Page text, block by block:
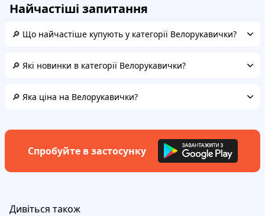
Найчастіші запитання
🔎 Що найчастіше купують у категорії Велорукавички?
🔎 Які новинки в категорії Велорукавички?
🔎 Яка ціна на Велорукавички?
Спробуйте в застосунку
Дивіться також